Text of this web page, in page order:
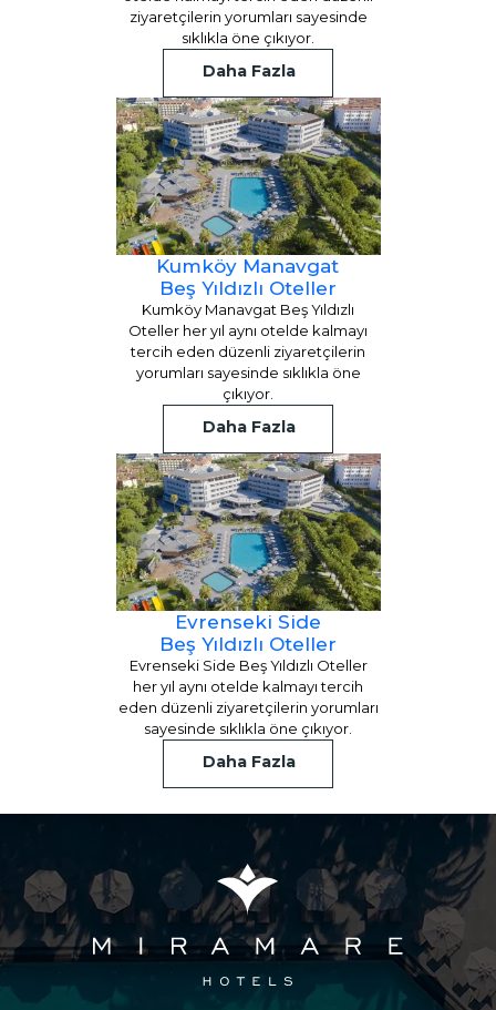
ziyaretçilerin yorumları sayesinde
sıklıkla öne çıkıyor.
Daha Fazla
Kumköy Manavgat
Beş Yıldızlı Oteller
Kumköy Manavgat Beş Yıldızlı
Oteller her yıl aynı otelde kalmayı
tercih eden düzenli ziyaretçilerin
yorumları sayesinde sıklıkla öne
çıkıyor.
Daha Fazla
Evrenseki Side
Beş Yıldızlı Oteller
Evrenseki Side Beş Yıldızlı Oteller
her yıl aynı otelde kalmayı tercih
eden düzenli ziyaretçilerin yorumları
sayesinde sıklıkla öne çıkıyor.
Daha Fazla